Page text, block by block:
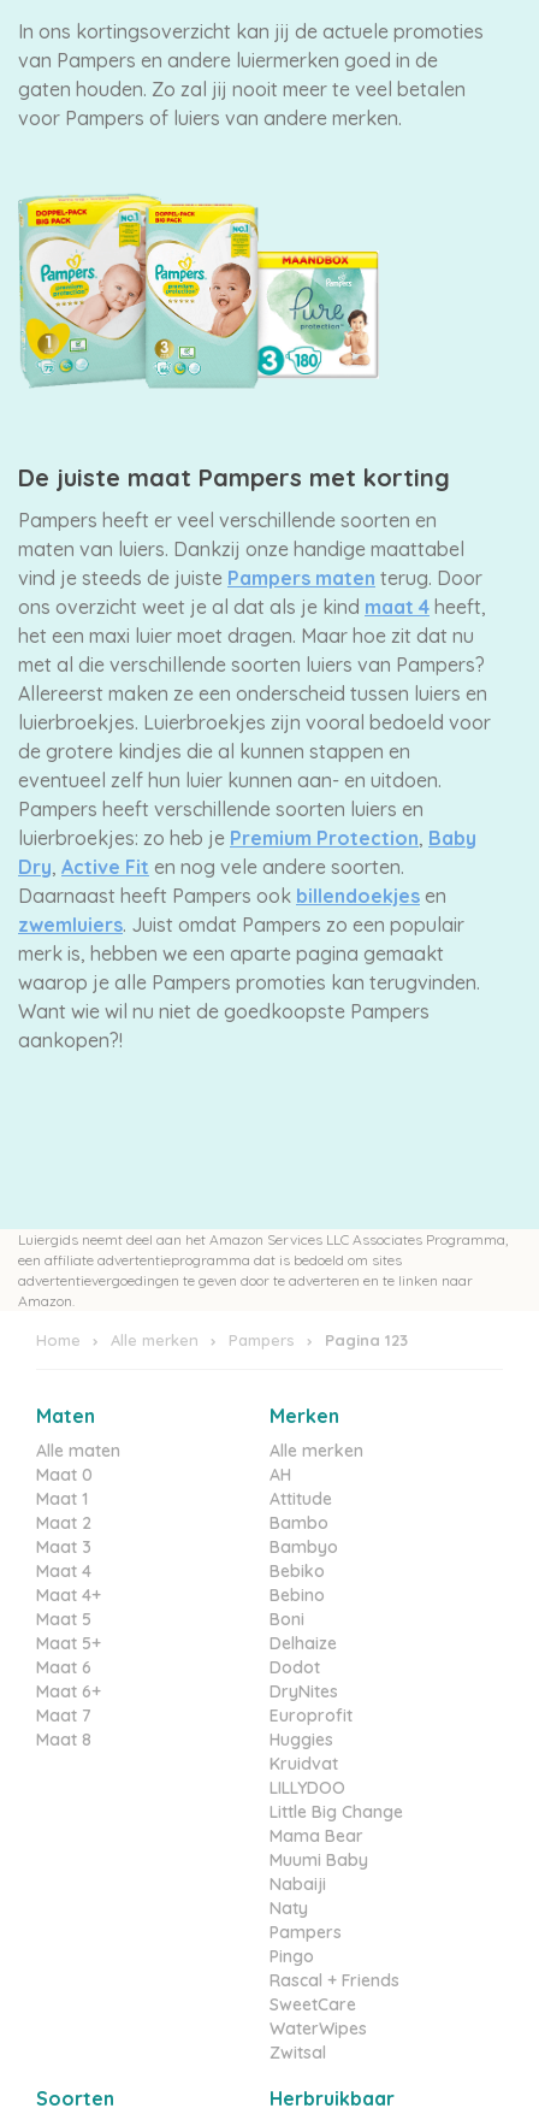
In ons kortingsoverzicht kan jij de actuele promoties
van Pampers en andere luiermerken goed in de
gaten houden. Zo zal jij nooit meer te veel betalen
voor Pampers of luiers van andere merken.
De juiste maat Pampers met korting
Pampers heeft er veel verschillende soorten en
maten van luiers. Dankzij onze handige maattabel
vind je steeds de juiste Pampers maten terug. Door
ons overzicht weet je al dat als je kind maat 4 heeft,
het een maxi luier moet dragen. Maar hoe zit dat nu
met al die verschillende soorten luiers van Pampers?
Allereerst maken ze een onderscheid tussen luiers en
luierbroekjes. Luierbroekjes zijn vooral bedoeld voor
de grotere kindjes die al kunnen stappen en
eventueel zelf hun luier kunnen aan- en uitdoen.
Pampers heeft verschillende soorten luiers en
luierbroekjes: zo heb je Premium Protection Baby
Dry Active Fit en nog vele andere soorten.
Daarnaast heeft Pampers ook billendoekjes en
zwemluiers. Juist omdat Pampers zo een populair
merk is, hebben we een aparte pagina gemaakt
waarop je alle Pampers promoties kan terugvinden.
Want wie wil nu niet de goedkoopste Pampers
aankopen?!
Luiergids neemt deel aan het Amazon Services LLC Associates Programma,
een affiliate advertentieprogramma dat is bedoeld om sites
advertentievergoedingen te geven door te adverteren en te linken naar
Amazon.
Home Alle merken Pampers Pagina 123
Maten
Alle maten
Maat 0
Maat 1
Maat 2
Maat 3
Maat 4
Maat 4+
Maat 5
Maat 5+
Maat 6
Maat 6+
Maat 7
Maat 8
Merken
Alle merken
AH
Attitude
Bambo
Bambyo
Bebiko
Bebino
Boni
Delhaize
Dodot
DryNites
Europrofit
Huggies
Kruidvat
LILLYDOO
Little Big Change
Mama Bear
Muumi Baby
Nabaiji
Naty
Pampers
Pingo
Rascal + Friends
SweetCare
WaterWipes
Zwitsal
Soorten Herbruikbaar